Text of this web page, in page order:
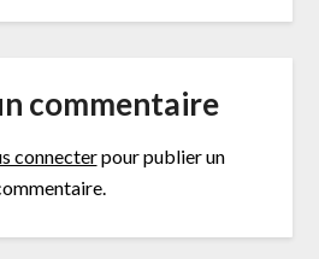
commentaire
connecterpour publier un